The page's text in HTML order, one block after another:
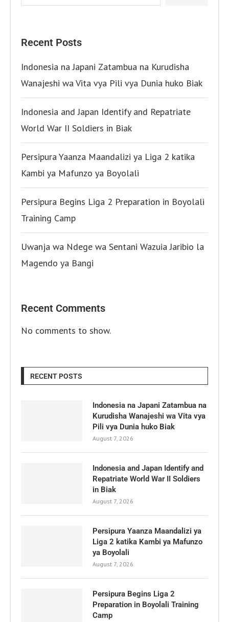
Recent Posts
Indonesia na Japani Zatambua na Kurudisha
Wanajeshi wa Vita vya Pili vya Dunia huko Biak
Indonesia and Japan Identify and Repatriate
World War II Soldiers in Biak
Persipura Yaanza Maandalizi ya Liga 2 katika
Kambi ya Mafunzo ya Boyolali
Persipura Begins Liga 2 Preparation in Boyolali
Training Camp
Uwanja wa Ndege wa Sentani Wazuia Jaribio la
Magendo ya Bangi
Recent Comments
No comments to show.
RECENT POSTS
Indonesia na Japani Zatambua na
Kurudisha Wanajeshi wa Vita vya
Pili vya Dunia huko Biak
August 7, 2026
Indonesia and Japan Identify and
Repatriate World War II Soldiers
in Biak
August 7, 2026
Persipura Yaanza Maandalizi ya
Liga 2 katika Kambi ya Mafunzo
ya Boyolali
August 7, 2026
Persipura Begins Liga 2
Preparation in Boyolali Training
Camp